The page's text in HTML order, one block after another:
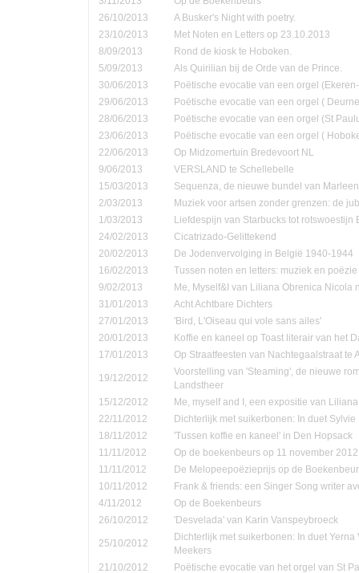
26/10/2013
A Busker's Night with poetry.
23/10/2013
Met Noten en Letters op 23.10.2013
8/09/2013
Rond de kiosk te Hoboken.
5/09/2013
Als Quirilian bij de Orde van de Prince.
30/06/2013
Poëtische evocatie van een orgel
29/06/2013
Poëtische evocatie van een orgel (
28/06/2013
Poëtische evocatie van een orgel (St
23/06/2013
Poëtische evocatie van een orgel (
22/06/2013
Op Midzomertuin Bredevoort NL
9/06/2013
VERSLAND te Schellebelle
15/03/2013
Sequenza, de nieuwe bundel van
2/03/2013
Muziek voor artsen zonder grenzen: de
1/03/2013
Liefdespijn van Starbucks tot rotswoestijn
24/02/2013
Cicatrizado-Gelittekend
20/02/2013
De Jodenvervolging in België 1940-1944
16/02/2013
Tussen noten en letters: muziek en
9/02/2013
Me, Myself&I van Liliana Obrenica Nicola
31/01/2013
Acht Achtbare Dichters
27/01/2013
'Bird, L'Oiseau qui vole sans ailes'
20/01/2013
Koffie en kaneel op Toast literair van het
17/01/2013
Op Straatfeesten van Nachtegaalstraat te
19/12/2012
Voorstelling van 'Steaming', de nieuwe
Landstheer
15/12/2012
Me, myself and I, een expositie van
22/11/2012
Dichterlijk met suikerbonen: In duet
18/11/2012
'Tussen koffie en kaneel' in Den Hopsack
11/11/2012
Op de boekenbeurs op 11 november 2012
11/11/2012
De Melopeepoëzieprijs op de
10/11/2012
Frank & friends: een Singer Song writer
4/11/2012
Op de Boekenbeurs
26/10/2012
'Desvelada' van Karin Vanspeybroeck
25/10/2012
Dichterlijk met suikerbonen: In duet
Meekers
21/10/2012
Poëtische evocatie van het orgel van St